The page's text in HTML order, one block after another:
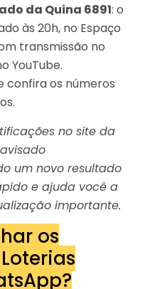
da Quina 6891: o
às 20h, no Espaço
transmissão no
YouTube.
confira os números
no site da
um novo resultado
e ajuda você a
importante.
os